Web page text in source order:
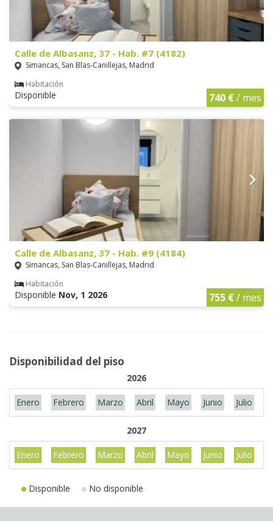
Calle de Albasanz, 37 - Hab. #7 (4182)
Simancas, San Blas-Canillejas, Madrid
Habitación
Disponible 740 €/ mes
Calle de Albasanz, 37 - Hab. #9 (4184)
Simancas, San Blas-Canillejas, Madrid
Habitación
Disponible Nov, 1 2026 755 €/ mes
Disponibilidad del piso
2026
Enero Febrero Marzo Abril Mayo Junio Julio
2027
Enero Febrero Marzo Abril Mayo Junio Julio
Disponible No disponible